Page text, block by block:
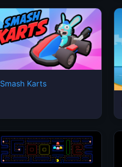
Smash Karts